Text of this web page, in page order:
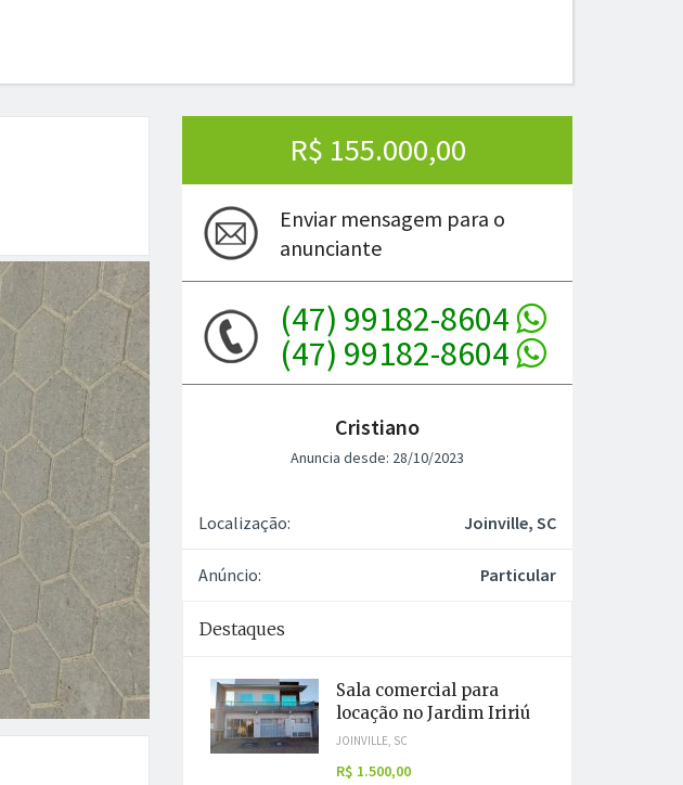
R$ 155.000,00
Enviar mensagem para o
anunciante
(47) 99182-8604
(47) 99182-8604
Cristiano
Anuncia desde: 28/10/2023
Localização: Joinville, SC
Anúncio: Particular
Destaques
Sala comercial para
locação no Jardim Iririú
JOINVILLE, SC
R$ 1.500,00